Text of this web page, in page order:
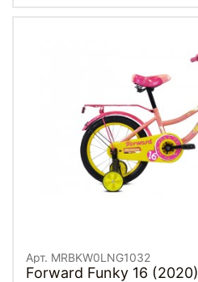
Арт. MRBKW0LNG1032
Forward Funky 16 (2020)